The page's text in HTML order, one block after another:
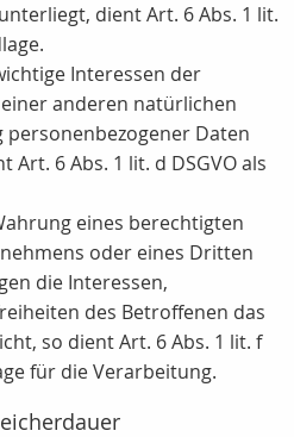
dient Art. 6 Abs. 1 lit.
Interessen der
anderen natürlichen
Daten
6 Abs. 1 lit. d DSGVO als
eines berechtigten
oder eines Dritten
die Interessen,
des Betroffenen das
so dient Art. 6 Abs. 1 lit. f
für die Verarbeitung.